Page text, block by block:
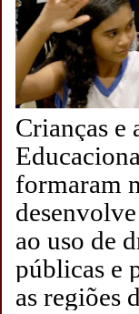
Crianças e
formaram
ao uso de
públicas e
as regiões